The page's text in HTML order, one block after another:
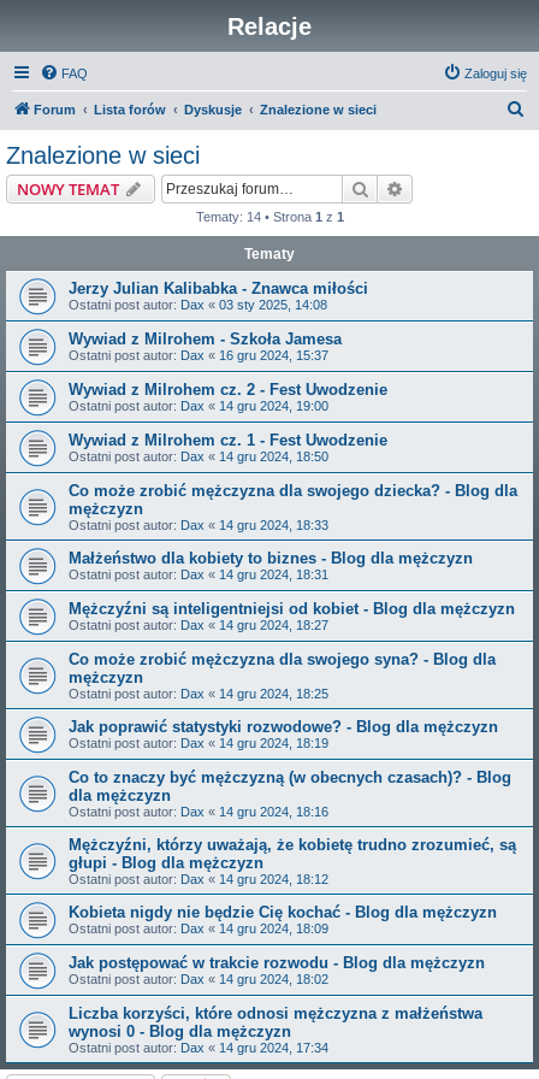
Relacje
FAQ Zaloguj się
Forum Lista forów Dyskusje Znalezione w sieci
Znalezione w sieci
NOWY TEMAT Szukaj
Tematy: 14 • Strona 1 z 1
Tematy
Jerzy Julian Kalibabka - Znawca miłości
Ostatni post autor: Dax « 03 sty 2025, 14:08
Wywiad z Milrohem - Szkoła Jamesa
Ostatni post autor: Dax « 16 gru 2024, 15:37
Wywiad z Milrohem cz. 2 - Fest Uwodzenie
Ostatni post autor: Dax « 14 gru 2024, 19:00
Wywiad z Milrohem cz. 1 - Fest Uwodzenie
Ostatni post autor: Dax « 14 gru 2024, 18:50
Co może zrobić mężczyzna dla swojego dziecka? - Blog dla
mężczyzn
Ostatni post autor: Dax « 14 gru 2024, 18:33
Małżeństwo dla kobiety to biznes - Blog dla mężczyzn
Ostatni post autor: Dax « 14 gru 2024, 18:31
Mężczyźni są inteligentniejsi od kobiet - Blog dla mężczyzn
Ostatni post autor: Dax « 14 gru 2024, 18:27
Co może zrobić mężczyzna dla swojego syna? - Blog dla
mężczyzn
Ostatni post autor: Dax « 14 gru 2024, 18:25
Jak poprawić statystyki rozwodowe? - Blog dla mężczyzn
Ostatni post autor: Dax « 14 gru 2024, 18:19
Co to znaczy być mężczyzną (w obecnych czasach)? - Blog
dla mężczyzn
Ostatni post autor: Dax « 14 gru 2024, 18:16
Mężczyźni, którzy uważają, że kobietę trudno zrozumieć, są
głupi - Blog dla mężczyzn
Ostatni post autor: Dax « 14 gru 2024, 18:12
Kobieta nigdy nie będzie Cię kochać - Blog dla mężczyzn
Ostatni post autor: Dax « 14 gru 2024, 18:09
Jak postępować w trakcie rozwodu - Blog dla mężczyzn
Ostatni post autor: Dax « 14 gru 2024, 18:02
Liczba korzyści, które odnosi mężczyzna z małżeństwa
wynosi 0 - Blog dla mężczyzn
Ostatni post autor: Dax « 14 gru 2024, 17:34